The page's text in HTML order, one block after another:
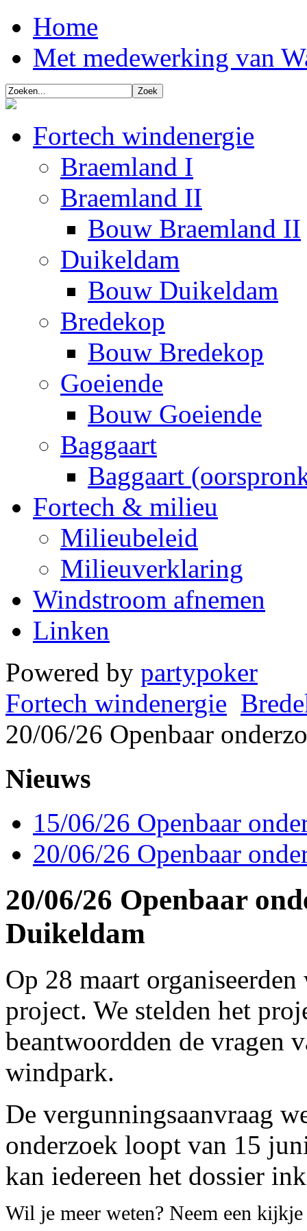
Home
Met medewerking van
Fortech windenergie
Braemland I
Braemland II
Bouw Braemland II
Duikeldam
Bouw Duikeldam
Bredekop
Bouw Bredekop
Goeiende
Bouw Goeiende
Baggaart
Baggaart
Fortech & milieu
Milieubeleid
Milieuverklaring
Windstroom afnemen
Linken
Powered by partypoker
Fortech windenergie
20/06/26 Openbaar
Nieuws
15/06/26 Openbaar
20/06/26 Openbaar
20/06/26 Openbaar
Duikeldam
Op 28 maart
project. We stelden het
beantwoordden de vragen
windpark.
De vergunningsaanvraag
onderzoek loopt van 15
kan iedereen het dossier
Wil je meer weten? Neem een